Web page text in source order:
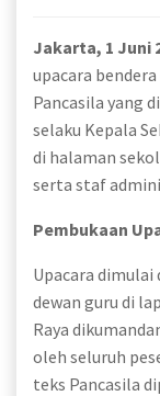
Jakarta, 1 Juni
upacara
Pancasila yang
selaku Kepala
di halaman
serta staf
Pembukaan
Upacara dimulai
dewan guru di
Raya
oleh seluruh
teks Pancasila